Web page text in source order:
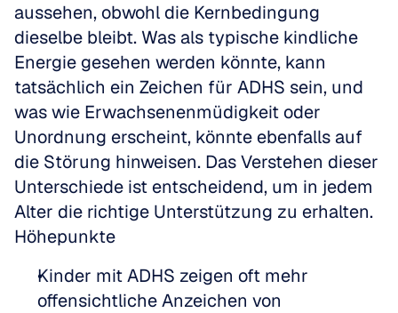
aussehen, obwohl die Kernbedingung
dieselbe bleibt. Was als typische kindliche
Energie gesehen werden könnte, kann
tatsächlich ein Zeichen für ADHS sein, und
was wie Erwachsenenmüdigkeit oder
Unordnung erscheint, könnte ebenfalls auf
die Störung hinweisen. Das Verstehen dieser
Unterschiede ist entscheidend, um in jedem
Alter die richtige Unterstützung zu erhalten.
Höhepunkte
Kinder mit ADHS zeigen oft mehr
offensichtliche Anzeichen von